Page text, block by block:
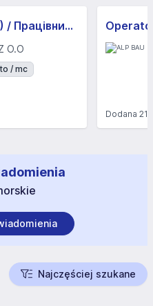
Pracownik produkcji (K/M) / Працівники продукції Huber-Suhner (K/M)
O.O
/ mc
Dodana21
Najczęściej szukane